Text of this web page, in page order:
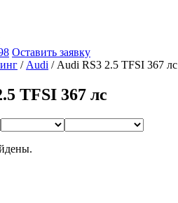
Оставить заявку
/ Audi / Audi RS3 2.5 TFSI 367 лс
TFSI 367 лс